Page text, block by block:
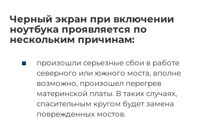
Черный экран при включении
ноутбука проявляется по
нескольким причинам:
произошли серьезные сбои в работе
северного или южного моста, вполне
возможно, произошел перегрев
материнской платы. В таких случаях,
спасительным кругом будет замена
поврежденных мостов.